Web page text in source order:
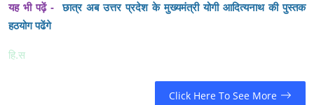
यह भी पढ़ें -छात्र अब उत्तर प्रदेश के मुख्यमंत्री योगी आदित्यनाथ की पुस्तक
हठयोग पढेंगे
हि.स
Click Here To See More